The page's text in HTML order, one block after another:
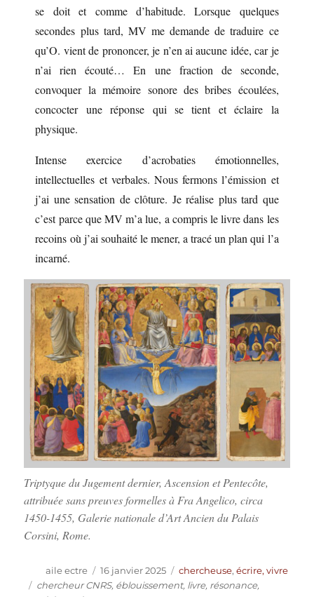
se doit et comme d’habitude. Lorsque quelques
secondes plus tard, MV me demande de traduire ce
qu’O. vient de prononcer, je n’en ai aucune idée, car je
n’ai rien écouté… En une fraction de seconde,
convoquer la mémoire sonore des bribes écoulées,
concocter une réponse qui se tient et éclaire la
physique.
Intense exercice d’acrobaties émotionnelles,
intellectuelles et verbales. Nous fermons l’émission et
j’ai une sensation de clôture. Je réalise plus tard que
c’est parce que MV m’a lue, a compris le livre dans les
recoins où j’ai souhaité le mener, a tracé un plan qui l’a
incarné.
Triptyque du Jugement dernier, Ascension et Pentecôte,
attribuée sans preuves formelles à Fra Angelico, circa
1450-1455, Galerie nationale d’Art Ancien du Palais
Corsini, Rome.
Auteur
aile ectre
Publié
le
16 janvier 2025 Catégories
chercheuse,écrire, vivre
Étiquettes
chercheur CNRS, éblouissement, livre, résonance,